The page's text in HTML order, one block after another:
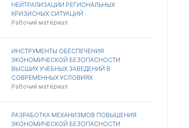
НЕЙТРАЛИЗАЦИИ РЕГИОНАЛЬНЫХ
КРИЗИСНЫХ СИТУАЦИЙ
Рабочий материал
ИНСТРУМЕНТЫ ОБЕСПЕЧЕНИЯ
ЭКОНОМИЧЕСКОЙ БЕЗОПАСНОСТИ
ВЫСШИХ УЧЕБНЫХ ЗАВЕДЕНИЙ В
СОВРЕМЕННЫХ УСЛОВИЯХ
Рабочий материал
РАЗРАБОТКА МЕХАНИЗМОВ ПОВЫШЕНИЯ
ЭКОНОМИЧЕСКОЙ БЕЗОПАСНОСТИ